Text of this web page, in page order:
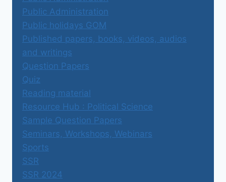
Public Administration
Public holidays GOM
Published papers, books, videos, audios
and writings
Question Papers
Quiz
Reading material
Resource Hub : Political Science
Sample Question Papers
Seminars, Workshops, Webinars
Sports
SSR
SSR 2024